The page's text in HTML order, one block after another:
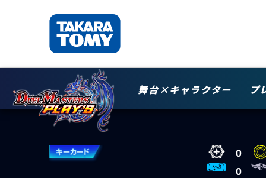
舞台×キャラクター プ
0
0